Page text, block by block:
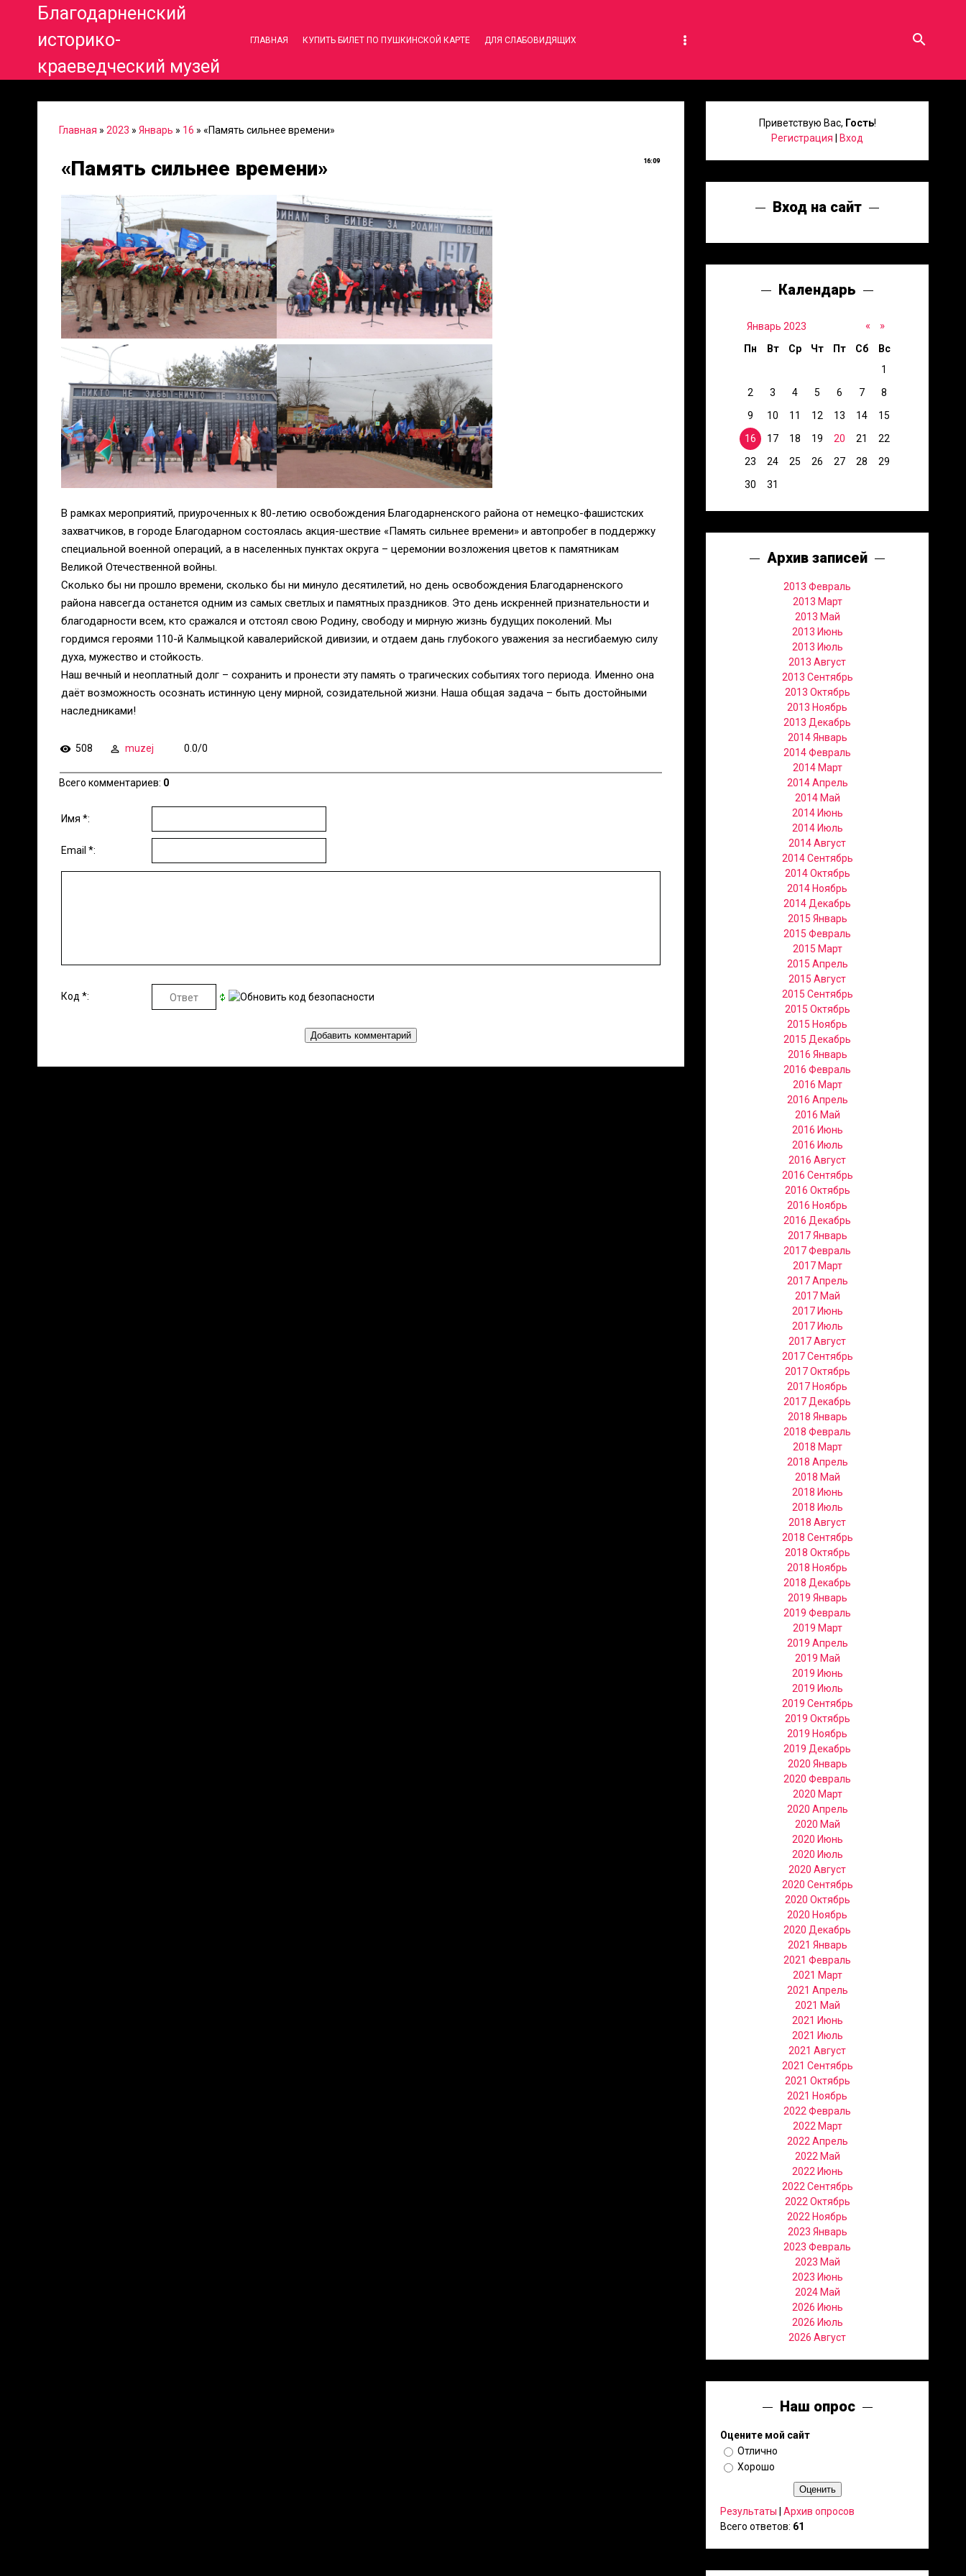
Благодарненский
историко-
краеведческий музей
ГЛАВНАЯ КУПИТЬ БИЛЕТ ПО ПУШКИНСКОЙ КАРТЕ ДЛЯ СЛАБОВИДЯЩИХ search
Главная » 2023 » Январь » 16 » «Память сильнее времени»
16:09
«Память сильнее времени»
В рамках мероприятий, приуроченных к 80-летию освобождения Благодарненского района от немецко-фашистских
захватчиков, в городе Благодарном состоялась акция-шествие «Память сильнее времени» и автопробег в поддержку
специальной военной операций, а в населенных пунктах округа – церемонии возложения цветов к памятникам
Великой Отечественной войны.
Сколько бы ни прошло времени, сколько бы ни минуло десятилетий, но день освобождения Благодарненского
района навсегда останется одним из самых светлых и памятных праздников. Это день искренней признательности и
благодарности всем, кто сражался и отстоял свою Родину, свободу и мирную жизнь будущих поколений. Мы
гордимся героями 110-й Калмыцкой кавалерийской дивизии, и отдаем дань глубокого уважения за несгибаемую силу
духа, мужество и стойкость.
Наш вечный и неоплатный долг – сохранить и пронести эту память о трагических событиях того периода. Именно она
даёт возможность осознать истинную цену мирной, созидательной жизни. Наша общая задача – быть достойными
наследниками!
508 muzej 0.0/0
Всего комментариев: 0
Имя *:
Email *:
Код *:
Приветствую Вас, Гость!
Регистрация
Вход
Вход на сайт
Календарь
«
Январь 2023 »
Пн Вт Ср Чт Пт Сб
Вс
1
2
3 4 5 6 7
8
9
10 11 12 13 14
15
16
17 18 19 20 21
22
23
24 25 26 27 28
29
30
31
Архив записей
2013 Февраль
2013 Март
2013 Май
2013 Июнь
2013 Июль
2013 Август
2013 Сентябрь
2013 Октябрь
2013 Ноябрь
2013 Декабрь
2014 Январь
2014 Февраль
2014 Март
2014 Апрель
2014 Май
2014 Июнь
2014 Июль
2014 Август
2014 Сентябрь
2014 Октябрь
2014 Ноябрь
2014 Декабрь
2015 Январь
2015 Февраль
2015 Март
2015 Апрель
2015 Август
2015 Сентябрь
2015 Октябрь
2015 Ноябрь
2015 Декабрь
2016 Январь
2016 Февраль
2016 Март
2016 Апрель
2016 Май
2016 Июнь
2016 Июль
2016 Август
2016 Сентябрь
2016 Октябрь
2016 Ноябрь
2016 Декабрь
2017 Январь
2017 Февраль
2017 Март
2017 Апрель
2017 Май
2017 Июнь
2017 Июль
2017 Август
2017 Сентябрь
2017 Октябрь
2017 Ноябрь
2017 Декабрь
2018 Январь
2018 Февраль
2018 Март
2018 Апрель
2018 Май
2018 Июнь
2018 Июль
2018 Август
2018 Сентябрь
2018 Октябрь
2018 Ноябрь
2018 Декабрь
2019 Январь
2019 Февраль
2019 Март
2019 Апрель
2019 Май
2019 Июнь
2019 Июль
2019 Сентябрь
2019 Октябрь
2019 Ноябрь
2019 Декабрь
2020 Январь
2020 Февраль
2020 Март
2020 Апрель
2020 Май
2020 Июнь
2020 Июль
2020 Август
2020 Сентябрь
2020 Октябрь
2020 Ноябрь
2020 Декабрь
2021 Январь
2021 Февраль
2021 Март
2021 Апрель
2021 Май
2021 Июнь
2021 Июль
2021 Август
2021 Сентябрь
2021 Октябрь
2021 Ноябрь
2022 Февраль
2022 Март
2022 Апрель
2022 Май
2022 Июнь
2022 Сентябрь
2022 Октябрь
2022 Ноябрь
2023 Январь
2023 Февраль
2023 Май
2023 Июнь
2024 Май
2026 Июнь
2026 Июль
2026 Август
Наш опрос
Оцените мой сайт
Отлично
Хорошо
Результаты
Архив опросов
Всего ответов: 61